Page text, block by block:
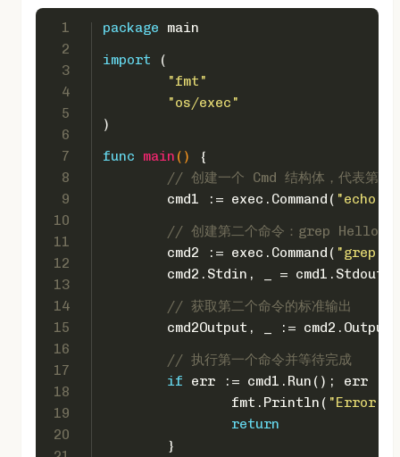
1
2
3
4
5
6
7
8
9
10
11
12
13
14
15
16
17
18
19
20
package main
import (
"fmt"
"os/exec"
)
func
main ()
{
// 创建一个 Cmd 结构体，代表第
	cmd1 := exec.Command(
"echo"
// 创建第二个命令：grep Hello，并
	cmd2 := exec.Command(
"grep"
cmd2.Stdin, _ =
// 获取第二个命令的标准输出
cmd2Output, _ :=
// 执行第一个命令并等待完成
if err := cmd1.Run(); err !=
		fmt.Println(
"Error
return
	}